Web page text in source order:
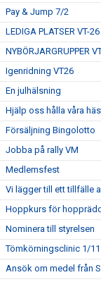
Pay & Jump 7/2
LEDIGA PLATSER VT-26
NYBÖRJARGRUPPER
Igenridning VT26
En julhälsning
Hjälp oss hålla våra
Försäljning Bingolotto
Jobba på rally VM
Medlemsfest
Vi lägger till ett tillfälle
Hoppkurs för
Nominera till styrelsen
Tömkörningsclinic 1/
Ansök om medel från